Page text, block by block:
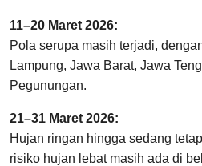
11–20 Maret 2026:
Pola serupa masih terjadi,
Lampung, Jawa Barat, Jawa
Pegunungan.
21–31 Maret 2026:
Hujan ringan hingga sedang
risiko hujan lebat masih ada di